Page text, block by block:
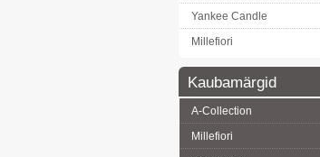
Yankee Candle
Millefiori
Kaubamärgid
A-Collection
Millefiori